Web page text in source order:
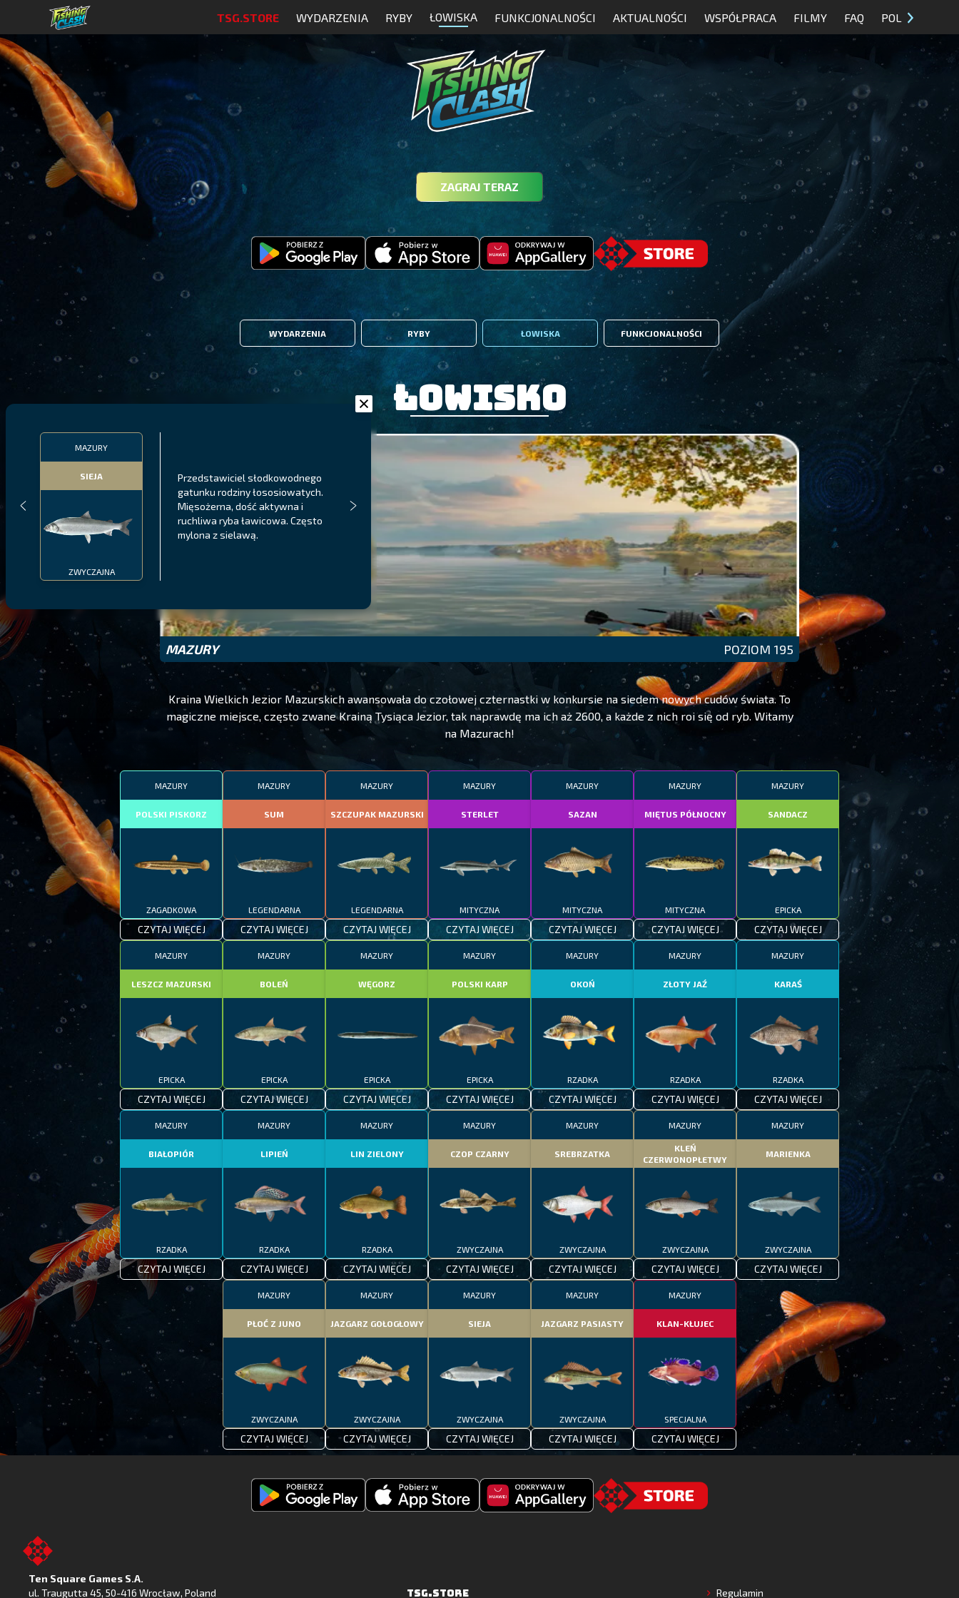
TSG.STORE WYDARZENIA RYBY ŁOWISKA FUNKCJONALNOŚCI AKTUALNOŚCI WSPÓŁPRACA FILMY FAQ POL
ZAGRAJ TERAZ
WYDARZENIA RYBY ŁOWISKA FUNKCJONALNOŚCI
MAZURY
SIEJA
ZWYCZAJNA
Przedstawiciel słodkowodnego
gatunku rodziny łososiowatych.
Mięsożerna, dość aktywna i
ruchliwa ryba ławicowa. Często
mylona z sielawą.
Łowisko
MAZURY POZIOM 195
Kraina Wielkich Jezior Mazurskich awansowała do czołowej czternastki w konkursie na siedem nowych cudów świata. To
magiczne miejsce, często zwane Krainą Tysiąca Jezior, tak naprawdę ma ich aż 2600, a każde z nich roi się od ryb. Witamy
na Mazurach!
MAZURY
POLSKI PISKORZ
ZAGADKOWA
CZYTAJ WIĘCEJ
MAZURY
SUM
LEGENDARNA
CZYTAJ WIĘCEJ
MAZURY
SZCZUPAK MAZURSKI
LEGENDARNA
CZYTAJ WIĘCEJ
MAZURY
STERLET
MITYCZNA
CZYTAJ WIĘCEJ
MAZURY
SAZAN
MITYCZNA
CZYTAJ WIĘCEJ
MAZURY
MIĘTUS PÓŁNOCNY
MITYCZNA
CZYTAJ WIĘCEJ
MAZURY
SANDACZ
EPICKA
CZYTAJ WIĘCEJ
MAZURY
LESZCZ MAZURSKI
EPICKA
CZYTAJ WIĘCEJ
MAZURY
BOLEŃ
EPICKA
CZYTAJ WIĘCEJ
MAZURY
WĘGORZ
EPICKA
CZYTAJ WIĘCEJ
MAZURY
POLSKI KARP
EPICKA
CZYTAJ WIĘCEJ
MAZURY
OKOŃ
RZADKA
CZYTAJ WIĘCEJ
MAZURY
ZŁOTY JAŹ
RZADKA
CZYTAJ WIĘCEJ
MAZURY
KARAŚ
RZADKA
CZYTAJ WIĘCEJ
MAZURY
BIAŁOPIÓR
RZADKA
CZYTAJ WIĘCEJ
MAZURY
LIPIEŃ
RZADKA
CZYTAJ WIĘCEJ
MAZURY
LIN ZIELONY
RZADKA
CZYTAJ WIĘCEJ
MAZURY
CZOP CZARNY
ZWYCZAJNA
CZYTAJ WIĘCEJ
MAZURY
SREBRZATKA
ZWYCZAJNA
CZYTAJ WIĘCEJ
MAZURY
KLEŃ
CZERWONOPŁETWY
ZWYCZAJNA
CZYTAJ WIĘCEJ
MAZURY
MARIENKA
ZWYCZAJNA
CZYTAJ WIĘCEJ
MAZURY
PŁOĆ Z JUNO
ZWYCZAJNA
CZYTAJ WIĘCEJ
MAZURY
JAZGARZ GOŁOGŁOWY
ZWYCZAJNA
CZYTAJ WIĘCEJ
MAZURY
SIEJA
ZWYCZAJNA
CZYTAJ WIĘCEJ
MAZURY
JAZGARZ PASIASTY
ZWYCZAJNA
CZYTAJ WIĘCEJ
MAZURY
KLAN-KŁUJEC
SPECJALNA
CZYTAJ WIĘCEJ
Ten Square Games S.A.
ul. Traugutta 45, 50-416 Wrocław, Poland TSG.STORE Regulamin